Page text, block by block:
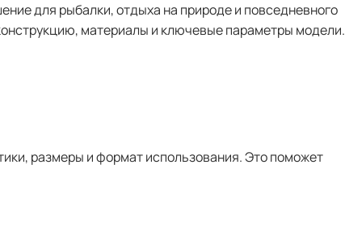
для рыбалки, отдыха на природе и повседневного
материалы и ключевые параметры модели.
размеры и формат использования. Это поможет